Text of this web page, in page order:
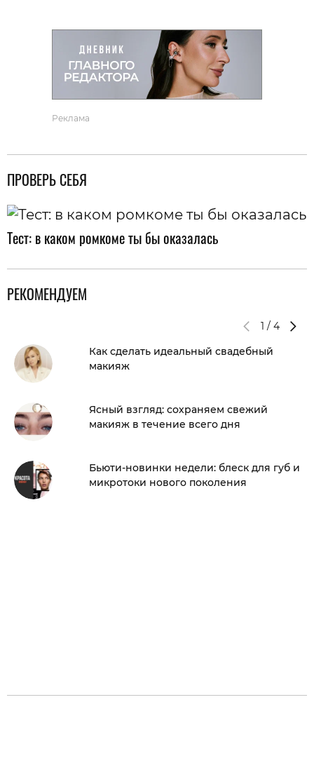
Реклама
ПРОВЕРЬ СЕБЯ
Тест: в каком ромкоме ты бы оказалась
РЕКОМЕНДУЕМ
1 / 4
Как сделать идеальный свадебный
макияж
Ясный взгляд: сохраняем свежий
макияж в течение всего дня
Бьюти-новинки недели: блеск для губ и
микротоки нового поколения